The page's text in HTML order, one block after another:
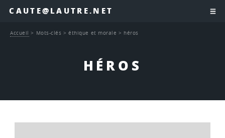
CAUTE@LAUTRE.NET
HÉROS
Accueil > Mots-clés >éthique et morale > héros